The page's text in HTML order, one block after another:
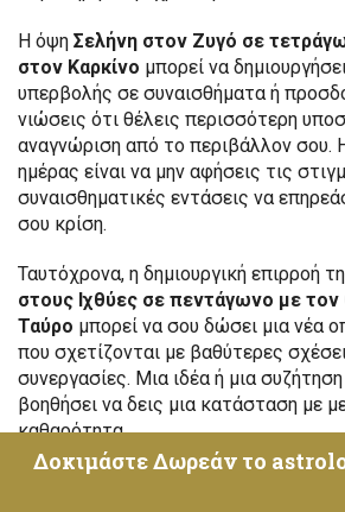
Η όψη Σελήνη στον Ζυγό σε
στον Καρκίνο μπορεί να
υπερβολής σε συναισθήματα ή
νιώσεις ότι θέλεις περισσότερη
αναγνώριση από το περιβάλλον σου.
ημέρας είναι να μην αφήσεις τις
συναισθηματικές εντάσεις να
σου κρίση.
Ταυτόχρονα, η δημιουργική επιρροή
στους Ιχθύες σε πεντάγωνο με
Ταύρο μπορεί να σου δώσει μια νέα
που σχετίζονται με βαθύτερες
συνεργασίες. Μια ιδέα ή μια
βοηθήσει να δεις μια κατάσταση με
καθαρότητα.
Επαγγελματικά
Δοκιμάστε Δωρεάν το